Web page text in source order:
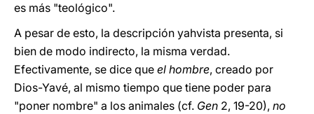
es más "teológico".
A pesar de esto, la descripción yahvista presenta, si
bien de modo indirecto, la misma verdad.
Efectivamente, se dice que el hombre, creado por
Dios-Yavé, al mismo tiempo que tiene poder para
"poner nombre" a los animales (cf. Gen 2, 19-20), no